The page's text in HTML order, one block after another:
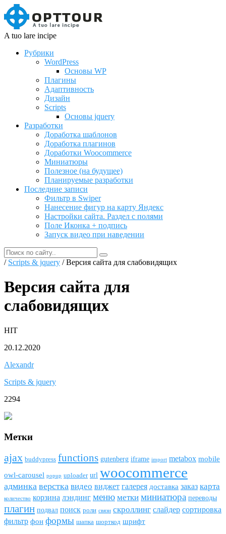
A tuo lare incipe
Рубрики
WordPress
Основы WP
Плагины
Адаптивность
Дизайн
Scripts
Основы jquery
Разработки
Доработка шаблонов
Доработка плагинов
Доработки Woocommerce
Миниатюры
Полезное (на будущее)
Планируемые разработки
Последние записи
Фильтр в Swiper
Нанесение фигур на карту Яндекс
Настройки сайта. Раздел с полями
Поле Иконка + подпись
Запуск видео при наведении
/ Scripts & jquery / Версия сайта для слабовидящих
Версия сайта для
слабовидящих
HIT
20.12.2020
Alexandr
Scripts & jquery
2294
Метки
ajax buddypress funсtions gutenberg iframe import metabox mobile
owl-carousel popup uploader url woocommerce
админка верстка видео виджет галерея доставка заказ карта
количество корзина лэндинг меню метки миниатюра переводы
плагин подвал поиск роли связи скроллинг слайдер сортировка
фильтр фон формы шапка шорткод шрифт